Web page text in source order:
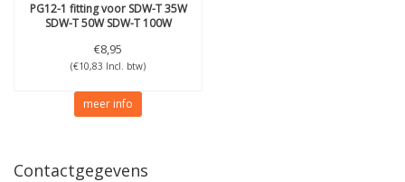
PG12-1 fitting voor SDW-T 35W
SDW-T 50W SDW-T 100W
€8,95
(€10,83 Incl. btw)
meer info
Contactgegevens